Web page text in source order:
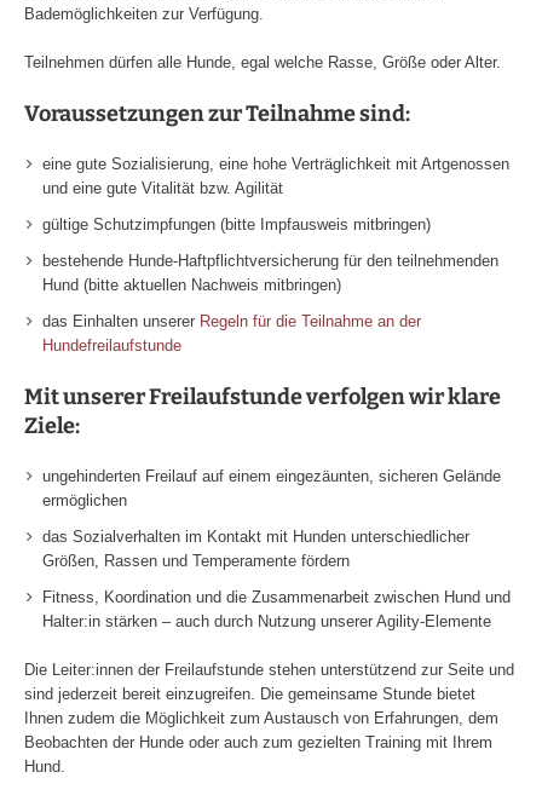
Bademöglichkeiten zur Verfügung.
Teilnehmen dürfen alle Hunde, egal welche Rasse, Größe oder Alter.
Voraussetzungen zur Teilnahme sind:
eine gute Sozialisierung, eine hohe Verträglichkeit mit Artgenossen
und eine gute Vitalität bzw. Agilität
gültige Schutzimpfungen (bitte Impfausweis mitbringen)
bestehende Hunde-Haftpflichtversicherung für den teilnehmenden
Hund (bitte aktuellen Nachweis mitbringen)
das Einhalten unserer Regeln für die Teilnahme an der
Hundefreilaufstunde
Mit unserer Freilaufstunde verfolgen wir klare
Ziele:
ungehinderten Freilauf auf einem eingezäunten, sicheren Gelände
ermöglichen
das Sozialverhalten im Kontakt mit Hunden unterschiedlicher
Größen, Rassen und Temperamente fördern
Fitness, Koordination und die Zusammenarbeit zwischen Hund und
Halter:in stärken – auch durch Nutzung unserer Agility-Elemente
Die Leiter:innen der Freilaufstunde stehen unterstützend zur Seite und
sind jederzeit bereit einzugreifen. Die gemeinsame Stunde bietet
Ihnen zudem die Möglichkeit zum Austausch von Erfahrungen, dem
Beobachten der Hunde oder auch zum gezielten Training mit Ihrem
Hund.